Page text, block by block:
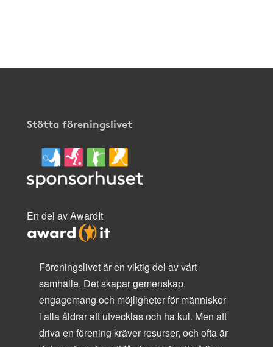
Stötta föreningslivet
En del av AwardIt
Föreningslivet är en viktig del av vårt
samhälle. Det skapar gemenskap,
engagemang och möjligheter för människor
i alla åldrar att utvecklas och ha kul. Men att
driva en förening kräver resurser, och ofta är